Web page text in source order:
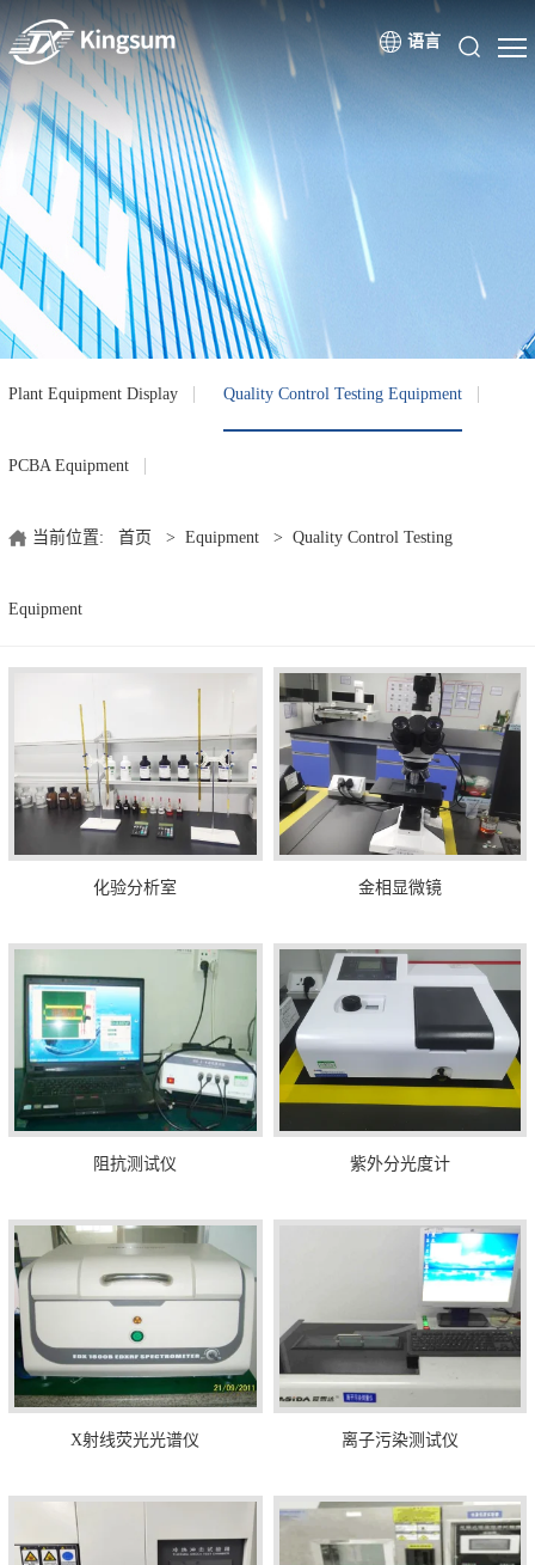
语言
Plant Equipment Display Quality Control Testing Equipment
PCBA Equipment
当前位置: 首页 > Equipment > Quality Control Testing
Equipment
化验分析室 金相显微镜
阻抗测试仪 紫外分光度计
X射线荧光光谱仪 离子污染测试仪